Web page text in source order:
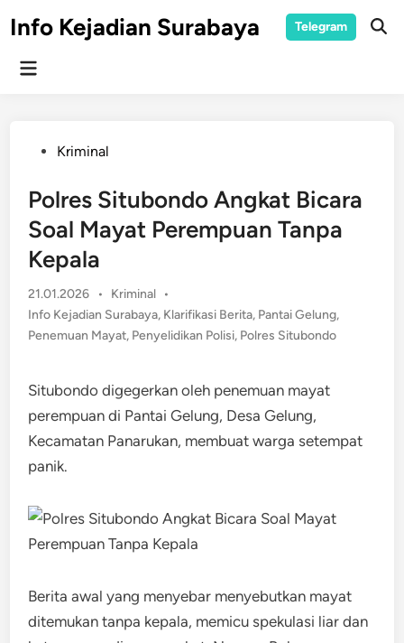
toInfo Kejadian Surabaya Telegram
Main
PostedKriminal
Polres Situbondo Angkat Bicara
Soal Mayat Perempuan Tanpa
Kepala
21.01.2026 •
Posted
in
Kriminal •
Info Kejadian Surabaya, Klarifikasi Berita, Pantai Gelung,
Penemuan Mayat, Penyelidikan Polisi, Polres Situbondo
Situbondo digegerkan oleh penemuan mayat
perempuan di Pantai Gelung, Desa Gelung,
Kecamatan Panarukan, membuat warga setempat
panik.
Berita awal yang menyebar menyebutkan mayat
ditemukan tanpa kepala, memicu spekulasi liar dan